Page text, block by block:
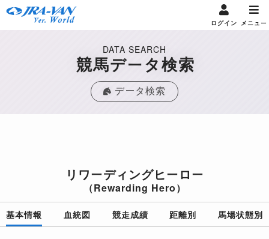
ログイン メニュー
DATA SEARCH
競馬データ検索
データ検索
リワーディングヒーロー
（Rewarding Hero）
基本情報 血統図 競走成績 距離別 馬場状態別